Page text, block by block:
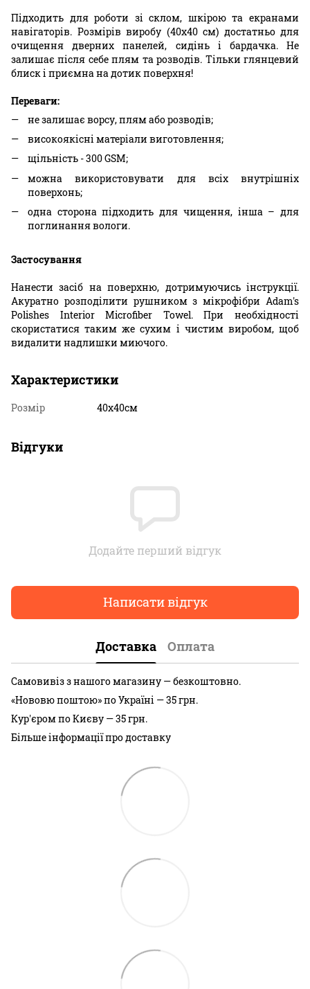
Підходить для роботи зі склом, шкірою та екранами
навігаторів. Розмірів виробу (40х40 см) достатньо для
очищення дверних панелей, сидінь і бардачка. Не
залишає після себе плям та розводів. Тільки глянцевий
блиск і приємна на дотик поверхня!
Переваги:
не залишає ворсу, плям або розводів;
високоякісні матеріали виготовлення;
щільність - 300 GSM;
можна використовувати для всіх внутрішніх
поверхонь;
одна сторона підходить для чищення, інша – для
поглинання вологи.
Застосування
Нанести засіб на поверхню, дотримуючись інструкції.
Акуратно розподілити рушником з мікрофібри Adam's
Polishes Interior Microfiber Towel. При необхідності
скористатися таким же сухим і чистим виробом, щоб
видалити надлишки миючого.
Характеристики
Розмір 40х40см
Відгуки
Додайте перший відгук
Написати відгук
Доставка Оплата
Самовивіз з нашого магазину — безкоштовно.
«Нововю поштою» по Україні — 35 грн.
Кур'єром по Києву — 35 грн.
Більше інформації про доставку